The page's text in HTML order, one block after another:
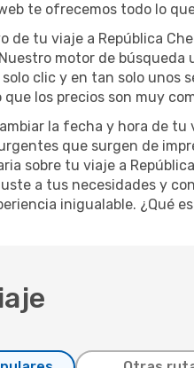
te ofrecemos todo lo
de tu viaje a República
motor de
clic y en tan solo unos
los precios son muy
la fecha y hora de tu
que surgen de
sobre tu viaje a
a tus necesidades y
inigualable. ¿Qué